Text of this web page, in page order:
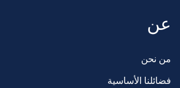
عن
من نحن
فضائلنا الأساسية